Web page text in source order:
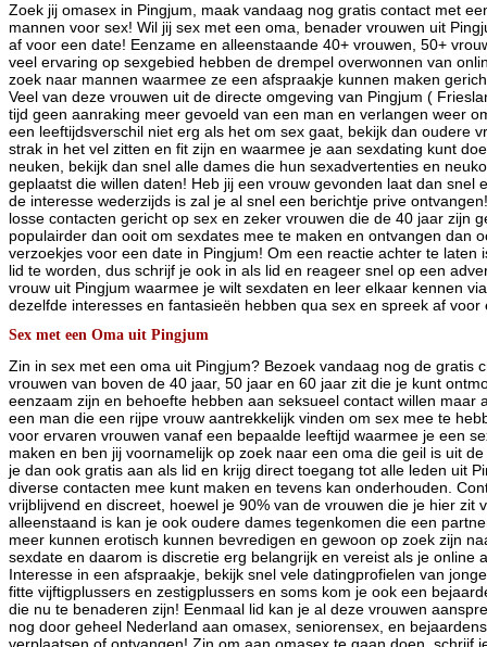
Zoek jij omasex in Pingjum, maak vandaag nog gratis contact met
mannen voor sex! Wil jij sex met een oma, benader vrouwen uit
af voor een date! Eenzame en alleenstaande 40+ vrouwen, 50+
veel ervaring op sexgebied hebben de drempel overwonnen van
zoek naar mannen waarmee ze een afspraakje kunnen maken
Veel van deze vrouwen uit de directe omgeving van Pingjum (
tijd geen aanraking meer gevoeld van een man en verlangen weer
een leeftijdsverschil niet erg als het om sex gaat, bekijk dan oudere
strak in het vel zitten en fit zijn en waarmee je aan sexdating kunt
neuken, bekijk dan snel alle dames die hun sexadvertenties en
geplaatst die willen daten! Heb jij een vrouw gevonden laat dan snel
de interesse wederzijds is zal je al snel een berichtje prive
losse contacten gericht op sex en zeker vrouwen die de 40 jaar zijn
populairder dan ooit om sexdates mee te maken en ontvangen dan
verzoekjes voor een date in Pingjum! Om een reactie achter te laten
lid te worden, dus schrijf je ook in als lid en reageer snel op een
vrouw uit Pingjum waarmee je wilt sexdaten en leer elkaar kennen
dezelfde interesses en fantasieën hebben qua sex en spreek af voor
Sex met een Oma uit Pingjum
Zin in sex met een oma uit Pingjum? Bezoek vandaag nog de gratis
vrouwen van boven de 40 jaar, 50 jaar en 60 jaar zit die je kunt
eenzaam zijn en behoefte hebben aan seksueel contact willen maar
een man die een rijpe vrouw aantrekkelijk vinden om sex mee te
voor ervaren vrouwen vanaf een bepaalde leeftijd waarmee je een
maken en ben jij voornamelijk op zoek naar een oma die geil is uit
je dan ook gratis aan als lid en krijg direct toegang tot alle leden uit
diverse contacten mee kunt maken en tevens kan onderhouden.
vrijblijvend en discreet, hoewel je 90% van de vrouwen die je hier zit
alleenstaand is kan je ook oudere dames tegenkomen die een
meer kunnen erotisch kunnen bevredigen en gewoon op zoek zijn
sexdate en daarom is discretie erg belangrijk en vereist als je online
Interesse in een afspraakje, bekijk snel vele datingprofielen van
fitte vijftigplussers en zestigplussers en soms kom je ook een
die nu te benaderen zijn! Eenmaal lid kan je al deze vrouwen
nog door geheel Nederland aan omasex, seniorensex, en
verplaatsen of ontvangen! Zin om aan omasex te gaan doen, schrijf